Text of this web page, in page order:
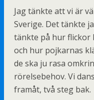
Jag tänkte att vi är
Sverige. Det tänkte
tänkte på hur flickor
och hur pojkarnas
de ska ju rasa
rörelsebehov. Vi
framåt, två steg bak.